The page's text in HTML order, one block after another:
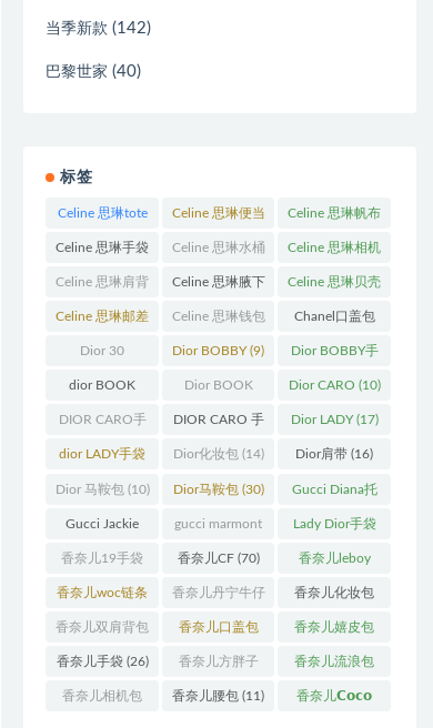
当季新款 (142)
巴黎世家 (40)
标签
Celine 思琳tote
包 (23)
Celine 思琳便当
包 (14)
Celine 思琳帆布
包 (18)
Celine 思琳手袋
(250)
Celine 思琳水桶
包 (55)
Celine 思琳相机
包 (11)
Celine 思琳肩背
包 (12)
Celine 思琳腋下
包 (10)
Celine 思琳贝壳
包(12)
Celine 思琳邮差
包(13)
Celine 思琳钱包
(10)
Chanel口盖包
(13)
Dior 30
Montaigne 蒙田
(31)
Dior BOBBY(9) Dior BOBBY手
袋(26)
dior BOOK
TOTE(12)
Dior BOOK
TOTE手袋(163)
Dior CARO (10)
DIOR CARO手
袋(11)
DIOR CARO 手
袋(31)
Dior LADY(17)
dior LADY手袋
(70)
Dior化妆包(14) Dior肩带 (16)
Dior 马鞍包(10) Dior马鞍包(30) Gucci Diana托
特包(11)
Gucci Jackie
(11)
gucci marmont
系列(19)
Lady Dior手袋
(51)
香奈儿19手袋
(27)
香奈儿CF(70) 香奈儿leboy
(13)
香奈儿woc链条
包 (11)
香奈儿丹宁牛仔
(12)
香奈儿化妆包
(13)
香奈儿双肩背包
(13)
香奈儿口盖包
(55)
香奈儿嬉皮包
(10)
香奈儿手袋(26) 香奈儿方胖子
(11)
香奈儿流浪包
(10)
香奈儿相机包 香奈儿腰包 (11) 香奈儿𝗖𝗼𝗰𝗼